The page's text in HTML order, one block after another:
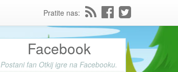
Pratite nas:
Facebook
Postani fan Otkij igre na Facebooku.